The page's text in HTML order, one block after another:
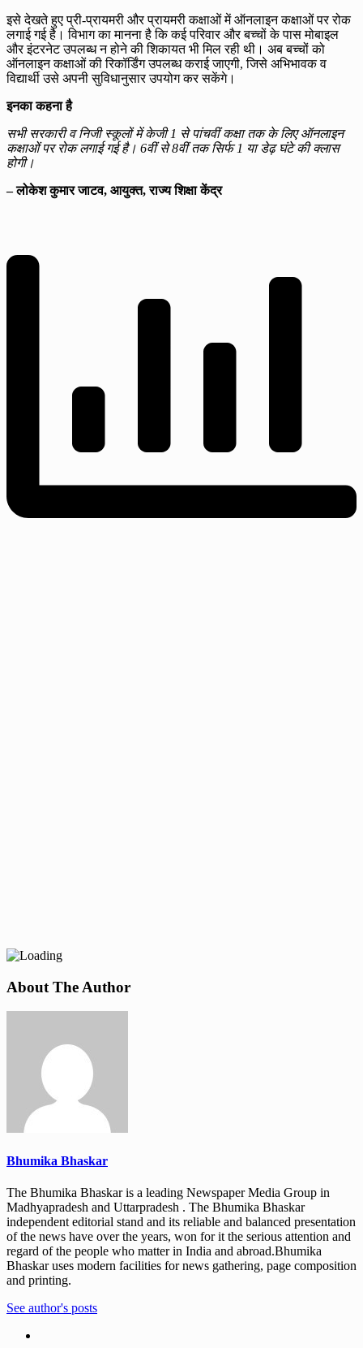
इसे देखते हुए प्री-प्रायमरी और प्रायमरी कक्षाओं में ऑनलाइन कक्षाओं पर रोक
लगाई गई है। विभाग का मानना है कि कई परिवार और बच्चों के पास मोबाइल
और इंटरनेट उपलब्ध न होने की शिकायत भी मिल रही थी। अब बच्चों को
ऑनलाइन कक्षाओं की रिकॉर्डिंग उपलब्ध कराई जाएगी, जिसे अभिभावक व
विद्यार्थी उसे अपनी सुविधानुसार उपयोग कर सकेंगे।
इनका कहना है
सभी सरकारी व निजी स्कूलों में केजी 1 से पांचवीं कक्षा तक के लिए ऑनलाइन
कक्षाओं पर रोक लगाई गई है। 6वीं से 8वीं तक सिर्फ 1 या डेढ़ घंटे की क्लास
होगी।
– लोकेश कुमार जाटव, आयुक्त, राज्य शिक्षा केंद्र
About The Author
Bhumika Bhaskar
The Bhumika Bhaskar is a leading Newspaper Media Group in
Madhyapradesh and Uttarpradesh . The Bhumika Bhaskar
independent editorial stand and its reliable and balanced presentation
of the news have over the years, won for it the serious attention and
regard of the people who matter in India and abroad.Bhumika
Bhaskar uses modern facilities for news gathering, page composition
and printing.
See author's posts